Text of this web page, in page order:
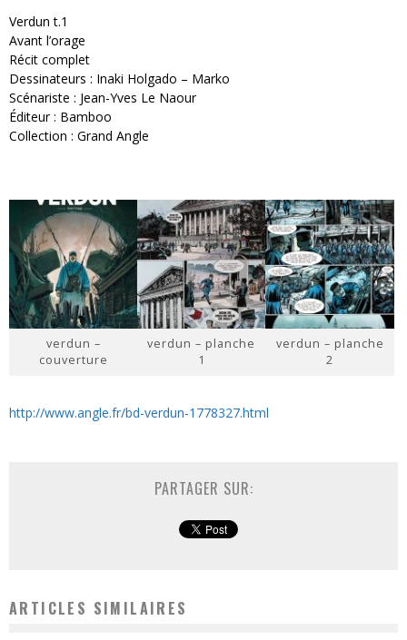
Verdun t.1
Avant l’orage
Récit complet
Dessinateurs : Inaki Holgado – Marko
Scénariste : Jean-Yves Le Naour
Éditeur : Bamboo
Collection : Grand Angle
verdun –
couverture
verdun – planche
1
verdun – planche
2
http://www.angle.fr/bd-verdun-1778327.html
PARTAGER SUR:
ARTICLES SIMILAIRES